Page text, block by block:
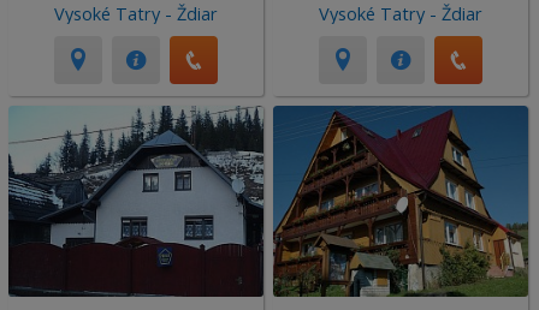
Vysoké Tatry - Ždiar Vysoké Tatry - Ždiar